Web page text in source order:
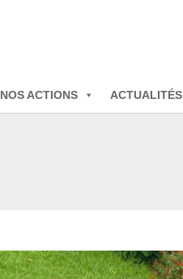
NOS ACTIONS ACTUALITÉS